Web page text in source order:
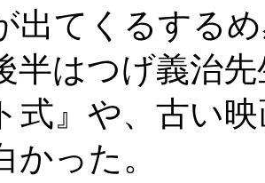
出てくるする
はつげ義治先
式』や、古い
かった。